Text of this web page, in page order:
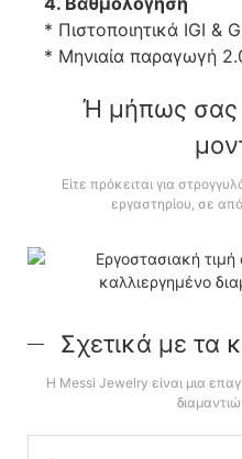
* Πιστοποιητικά IGI &
* Μηνιαία παραγωγή
Ή μήπως σας
Είτε πρόκειται για
εργαστηρίου, σε
Σχετικά με τα
Η Messi Jewelry είναι μια